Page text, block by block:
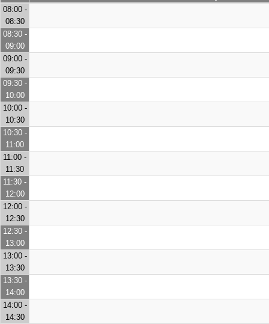
08:00 -
08:30
08:30 -
09:00
09:00 -
09:30
09:30 -
10:00
10:00 -
10:30
10:30 -
11:00
11:00 -
11:30
11:30 -
12:00
12:00 -
12:30
12:30 -
13:00
13:00 -
13:30
13:30 -
14:00
14:00 -
14:30